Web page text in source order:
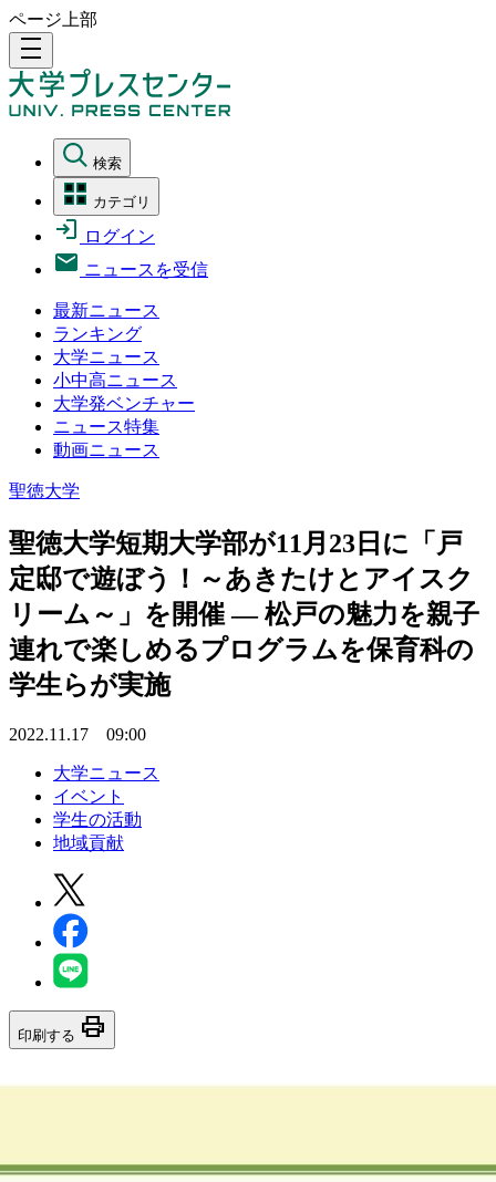
ページ上部
density_medium
検索
カテゴリ
ログイン
ニュースを受信
最新ニュース
ランキング
大学ニュース
小中高ニュース
大学発ベンチャー
ニュース特集
動画ニュース
聖徳大学
聖徳大学短期大学部が11月23日に「戸
定邸で遊ぼう！～あきたけとアイスク
リーム～」を開催 — 松戸の魅力を親子
連れで楽しめるプログラムを保育科の
学生らが実施
2022.11.17 09:00
大学ニュース
イベント
学生の活動
地域貢献
印刷する print